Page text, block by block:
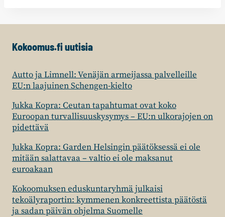
Kokoomus.fi uutisia
Autto ja Limnell: Venäjän armeijassa palvelleille
EU:n laajuinen Schengen-kielto
Jukka Kopra: Ceutan tapahtumat ovat koko
Euroopan turvallisuuskysymys – EU:n ulkorajojen on
pidettävä
Jukka Kopra: Garden Helsingin päätöksessä ei ole
mitään salattavaa – valtio ei ole maksanut
euroakaan
Kokoomuksen eduskuntaryhmä julkaisi
tekoälyraportin: kymmenen konkreettista päätöstä
ja sadan päivän ohjelma Suomelle